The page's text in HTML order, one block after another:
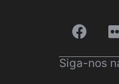
Siga-nos